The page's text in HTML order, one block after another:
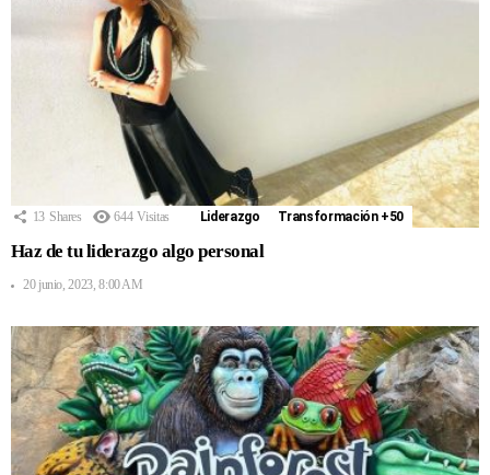
13 Shares 644 Visitas Liderazgo Transformación +50
Haz de tu liderazgo algo personal
20 junio, 2023, 8:00 AM